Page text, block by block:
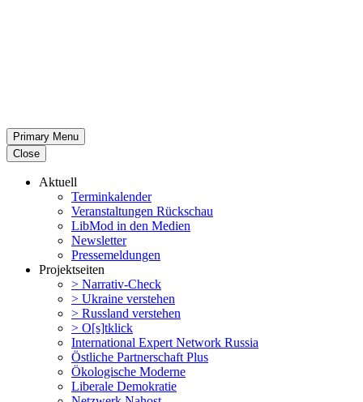
Primary Menu
Close
Aktuell
Termin­ka­lender
Veran­stal­tungen Rückschau
LibMod in den Medien
Newsletter
Presse­mel­dungen
Projekt­seiten
> Narrativ-Check
> Ukraine verstehen
> Russland verstehen
> O[s]tklick
Inter­na­tional Expert Network Russia
Östliche Partner­schaft Plus
Ökolo­gische Moderne
Liberale Demokratie